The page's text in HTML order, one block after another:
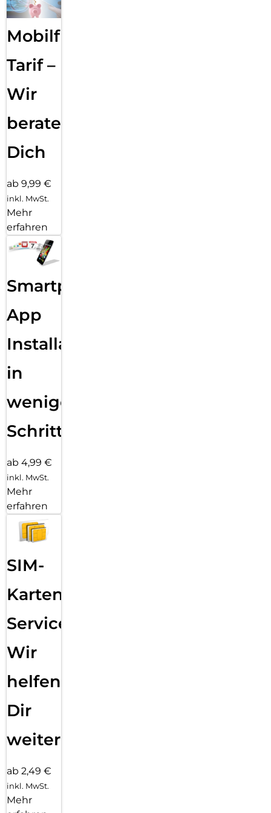
Mobilfunk
Tarif –
Wir
beraten
Dich
ab 9,99 €
inkl. MwSt.
Mehr
erfahren
Smartphone
App
Installation
in
wenigen
Schritten
ab 4,99 €
inkl. MwSt.
Mehr
erfahren
SIM-
Karten
Service:
Wir
helfen
Dir
weiter
ab 2,49 €
inkl. MwSt.
Mehr